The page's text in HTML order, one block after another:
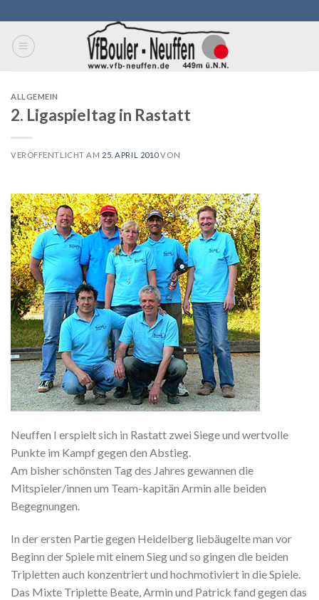
to
content
ALLGEMEIN
2. Ligaspieltag in Rastatt
VERÖFFENTLICHT AM 25. APRIL 2010VON
Neuffen I erspielt sich in Rastatt zwei Siege und wertvolle
Punkte im Kampf gegen den Abstieg.
Am bisher schönsten Tag des Jahres gewannen die
Mitspieler/innen um Team-kapitän Armin alle beiden
Begegnungen.
In der ersten Partie gegen Heidelberg liebäugelte man vor
Beginn der Spiele mit einem Sieg und so gingen die beiden
Tripletten auch konzentriert und hochmotiviert in die Spiele.
Das Mixte Triplette Beate, Armin und Patrick fand gegen das